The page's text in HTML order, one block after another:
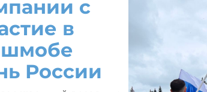
с
в
России